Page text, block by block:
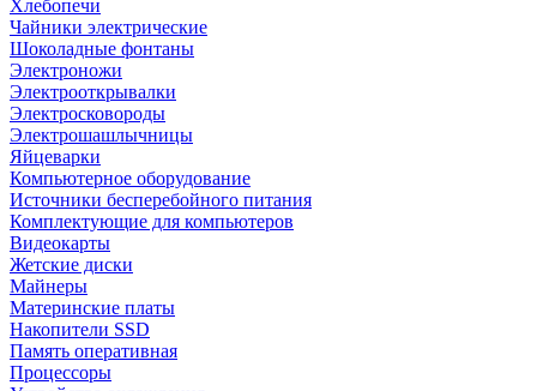
Хлебопечи
Чайники электрические
Шоколадные фонтаны
Электроножи
Электрооткрывалки
Электросковороды
Электрошашлычницы
Яйцеварки
Компьютерное оборудование
Источники бесперебойного питания
Комплектующие для компьютеров
Видеокарты
Жетские диски
Майнеры
Материнские платы
Накопители SSD
Память оперативная
Процессоры